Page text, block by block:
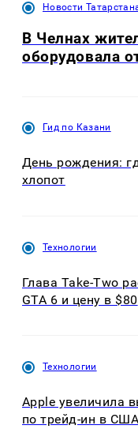
Новости
В Челнах
оборудовала
Гид по Казани
День рождения:
хлопот
Технологии
Глава Take-Two
GTA 6 и цену в $80
Технологии
Apple увеличила
по трейд-ин в США